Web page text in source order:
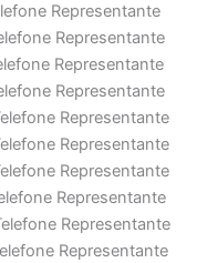
Representante
Representante
Representante
Representante
Representante
Representante
Representante
Representante
Representante
Representante